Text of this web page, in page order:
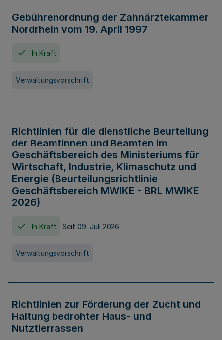
Gebührenordnung der Zahnärztekammer
Nordrhein vom 19. April 1997
In Kraft
Verwaltungsvorschrift
Richtlinien für die dienstliche Beurteilung
der Beamtinnen und Beamten im
Geschäftsbereich des Ministeriums für
Wirtschaft, Industrie, Klimaschutz und
Energie (Beurteilungsrichtlinie
Geschäftsbereich MWIKE - BRL MWIKE
2026)
In Kraft Seit 09. Juli 2026
Verwaltungsvorschrift
Richtlinien zur Förderung der Zucht und
Haltung bedrohter Haus- und
Nutztierrassen